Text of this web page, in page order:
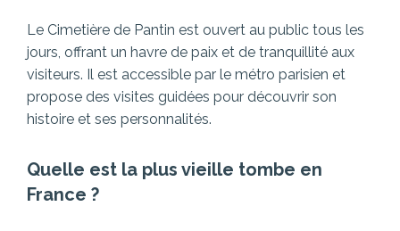
Le Cimetière de Pantin est ouvert au public tous les
jours, offrant un havre de paix et de tranquillité aux
visiteurs. Il est accessible par le métro parisien et
propose des visites guidées pour découvrir son
histoire et ses personnalités.
Quelle est la plus vieille tombe en
France ?